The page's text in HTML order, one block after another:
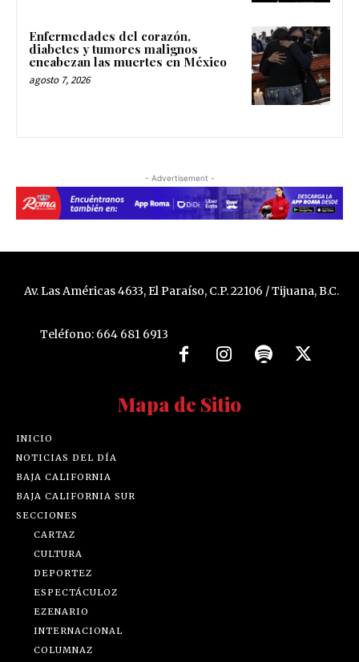
Enfermedades del corazón,
diabetes y tumores malignos
encabezan las muertes en México
agosto 7, 2026
- Advertisement -
Av. Las Américas 4633, El Paraíso, C.P. 22106 / Tijuana, B.C.
Teléfono: 664 681 6913
Mapa de Sitio
INICIO
NOTICIAS DEL DÍA
BAJA CALIFORNIA
BAJA CALIFORNIA SUR
SECCIONES
CARTAZ
CULTURA
DEPORTEZ
ESPECTÁCULOZ
EZENARIO
INTERNACIONAL
COLUMNAZ